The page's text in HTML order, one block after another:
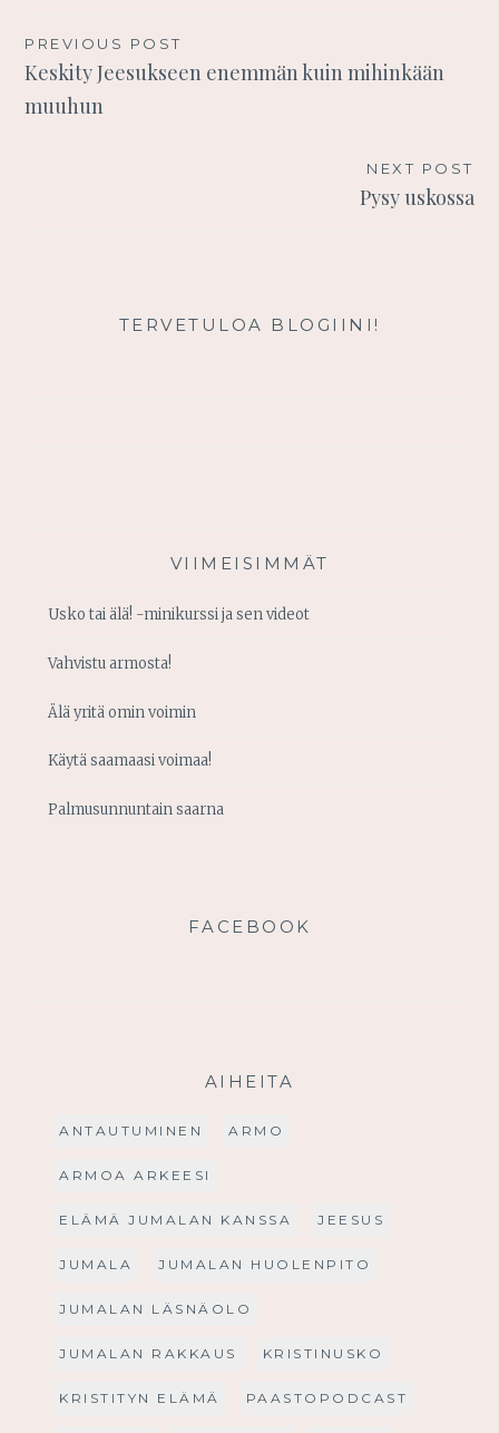
Artikkelien
selaus
PREVIOUS POST
Keskity Jeesukseen enemmän kuin mihinkään
muuhun
NEXT POST
Pysy uskossa
TERVETULOA BLOGIINI!
VIIMEISIMMÄT
Usko tai älä! -minikurssi ja sen videot
Vahvistu armosta!
Älä yritä omin voimin
Käytä saamaasi voimaa!
Palmusunnuntain saarna
FACEBOOK
AIHEITA
ANTAUTUMINEN ARMO
ARMOA ARKEESI
ELÄMÄ JUMALAN KANSSA JEESUS
JUMALA JUMALAN HUOLENPITO
JUMALAN LÄSNÄOLO
JUMALAN RAKKAUS KRISTINUSKO
KRISTITYN ELÄMÄ PAASTOPODCAST